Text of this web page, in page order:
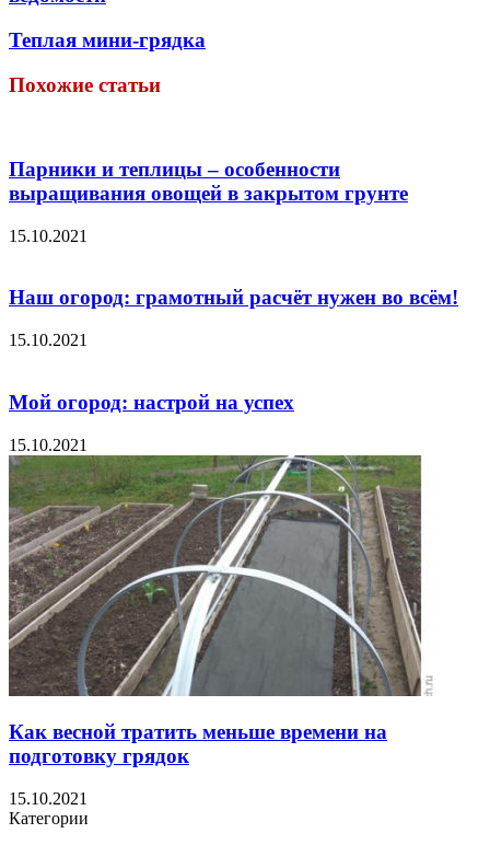
Теплая мини-грядка
Похожие статьи
Парники и теплицы – особенности
выращивания овощей в закрытом грунте
15.10.2021
Наш огород: грамотный расчёт нужен во всём!
15.10.2021
Мой огород: настрой на успех
15.10.2021
Как весной тратить меньше времени на
подготовку грядок
15.10.2021
Категории